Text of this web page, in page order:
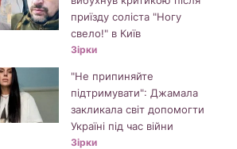
приїзду соліста "Ногу
свело!" в Київ
Зірки
"Не припиняйте
підтримувати": Джамала
закликала світ допомогти
Україні під час війни
Зірки